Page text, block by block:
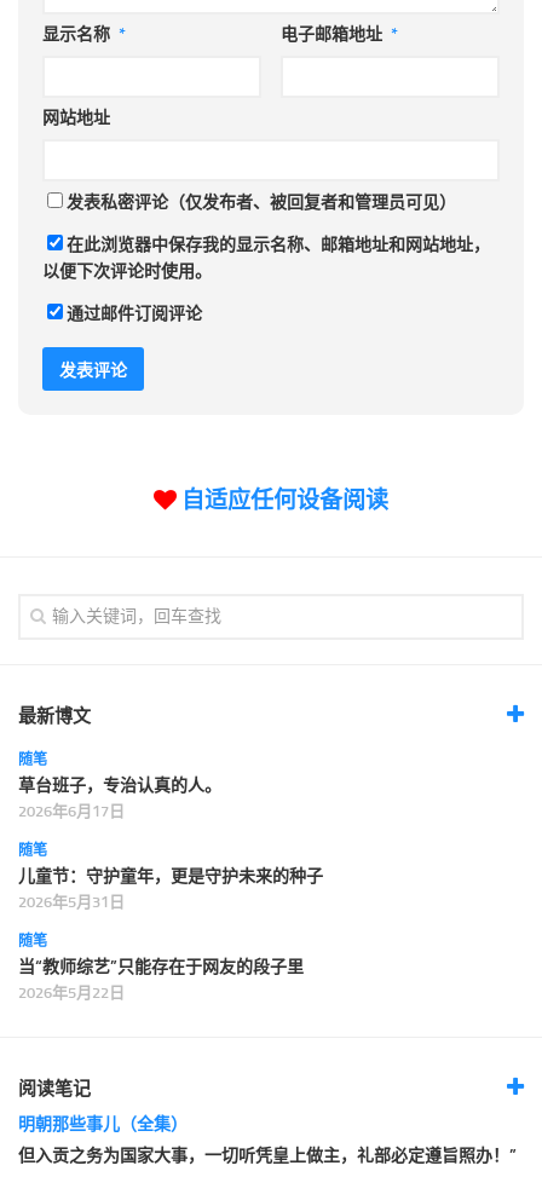
显示名称 * 电子邮箱地址 *
网站地址
发表私密评论（仅发布者、被回复者和管理员可见）
在此浏览器中保存我的显示名称、邮箱地址和网站地址，
以便下次评论时使用。
通过邮件订阅评论
自适应任何设备阅读
最新博文
随笔
草台班子，专治认真的人。
2026年6月17日
随笔
儿童节：守护童年，更是守护未来的种子
2026年5月31日
随笔
当“教师综艺”只能存在于网友的段子里
2026年5月22日
阅读笔记
明朝那些事儿（全集）
但入贡之务为国家大事，一切听凭皇上做主，礼部必定遵旨照办！”